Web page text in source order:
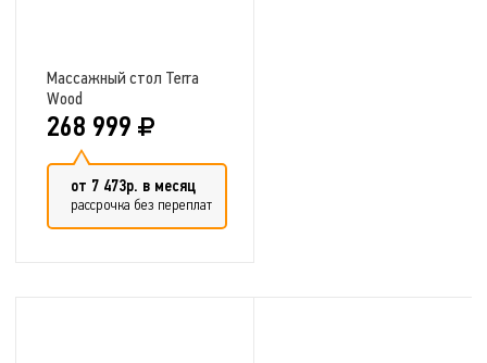
Массажный стол Terra
Wood
268 999
от 7 473р. в месяц
рассрочка без переплат